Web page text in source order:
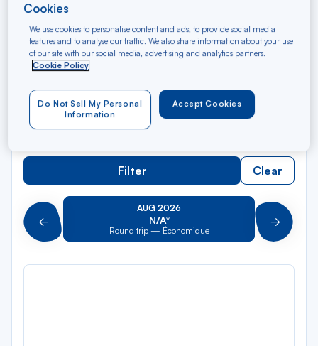
From
St-Pierre-des-Corps TGV
To
Arriving at
Type of travel
Round trip One way
Filter Clear
Précédent
AUG 2026
N/A*
Round trip — Économique Suivant
Cookies
We use cookies to personalise content and ads, to provide social media
features and to analyse our traffic. We also share information about your use
of our site with our social media, advertising and analytics partners.
Cookie Policy
Accept Cookies
Do Not Sell My Personal
Information